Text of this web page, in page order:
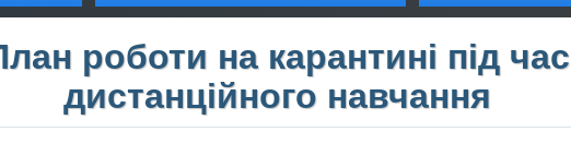
роботи на карантині під час
дистанційного навчання